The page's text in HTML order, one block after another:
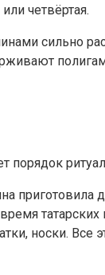
четвёртая.
сильно
порядок
приготовила
носки. Все